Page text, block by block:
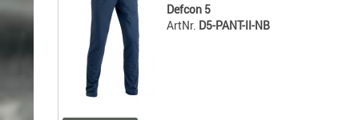
Defcon 5
ArtNr. D5-PANT-II-NB